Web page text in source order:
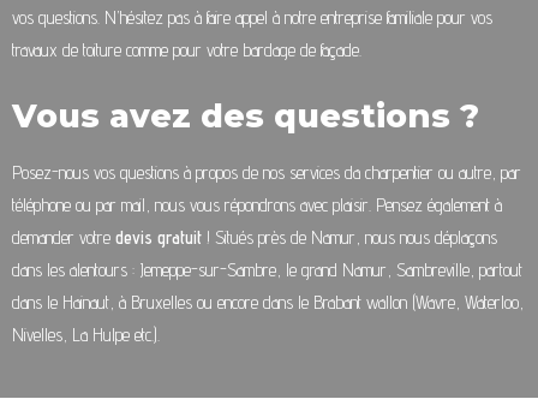
vos questions. N’hésitez pas à faire appel à notre entreprise familiale pour vos
travaux de toiture comme pour votre bardage de façade.
Vous avez des questions ?
Posez-nous vos questions à propos de nos services da charpentier ou autre, par
téléphone ou par mail, nous vous répondrons avec plaisir. Pensez également à
demander votre devis gratuit ! Situés près de Namur, nous nous déplaçons
dans les alentours : Jemeppe-sur-Sambre, le grand Namur, Sambreville, partout
dans le Hainaut, à Bruxelles ou encore dans le Brabant wallon (Wavre, Waterloo,
Nivelles, La Hulpe etc.).